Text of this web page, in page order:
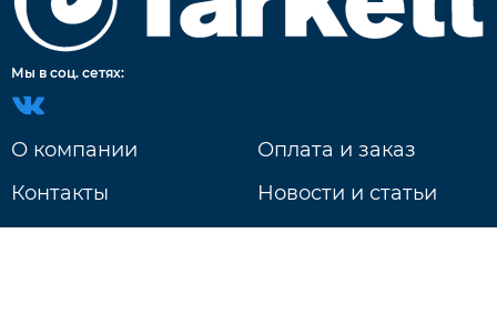
Мы в соц. сетях:
О компании
Контакты
Оплата и заказ
Новости и статьи